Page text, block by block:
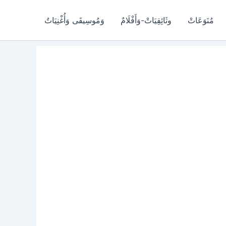
مُنَوَعَاتْ وثَائِقِيَاتْ-وَأَفْلَامٌ وَمُوسِيقَى وَأُغْنِيَاتٌ